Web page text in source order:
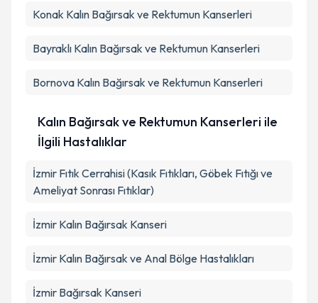
Metni'ni okudum ve kişisel verilerimin belirtilen
Konak Kalın Bağırsak ve Rektumun Kanserleri
Bayraklı Kalın Bağırsak ve Rektumun Kanserleri
Bornova Kalın Bağırsak ve Rektumun Kanserleri
Kalın Bağırsak ve Rektumun Kanserleri ile
İlgili Hastalıklar
İzmir Fıtık Cerrahisi (Kasık Fıtıkları, Göbek Fıtığı ve
Ameliyat Sonrası Fıtıklar)
İzmir Kalın Bağırsak Kanseri
İzmir Kalın Bağırsak ve Anal Bölge Hastalıkları
İzmir Bağırsak Kanseri